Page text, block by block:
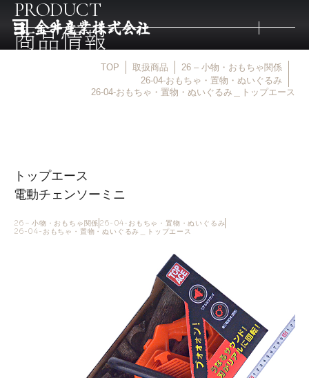
PRODUCT
商品情報
TOP 取扱商品
26 – 小物・おもちゃ関係
26-04-おもちゃ・置物・ぬいぐるみ
26-04-おもちゃ・置物・ぬいぐるみ＿トップエース
トップエース
電動チェンソーミニ
26 – 小物・おもちゃ関係 26-04-おもちゃ・置物・ぬいぐるみ
26-04-おもちゃ・置物・ぬいぐるみ＿トップエース